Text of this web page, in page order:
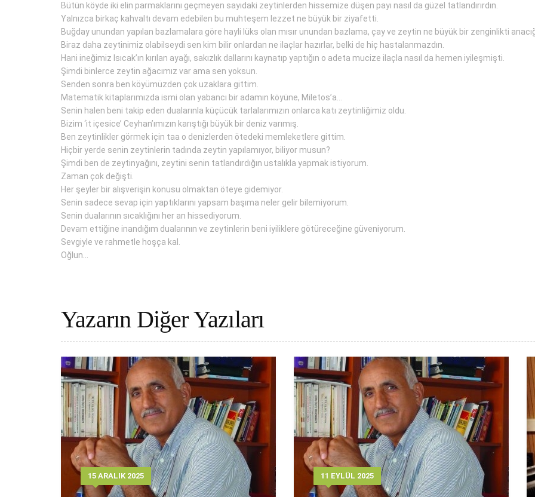
Bütün köyde iki elin parmaklarını geçmeyen sayıdaki zeytinlerden hissemize düşen payı nasıl da güzel tatlandırırdın.
Yalnızca birkaç kahvaltı devam edebilen bu muhteşem lezzet ne büyük bir ziyafetti.
Buğday unundan yapılan bazlamalara göre hayli lüks olan mısır unundan bazlama, çay ve zeytin ne büyük bir zenginlikti
Biraz daha zeytinimiz olabilseydi sen kim bilir onlardan ne ilaçlar hazırlar, belki de hiç hastalanmazdın.
Hani ineğimiz Isıcak’ın kırılan ayağı, sakızlık dallarını kaynatıp yaptığın o adeta mucize ilaçla nasıl da hemen iyileşmişti.
Şimdi binlerce zeytin ağacımız var ama sen yoksun.
Senden sonra ben köyümüzden çok uzaklara gittim.
Matematik kitaplarımızda ismi olan yabancı bir adamın köyüne, Miletos’a…
Senin halen beni takip eden dualarınla küçücük tarlalarımızın onlarca katı zeytinliğimiz oldu.
Bizim ‘it içesice’ Ceyhan’ımızın karıştığı büyük bir deniz varımış.
Ben zeytinlikler görmek için taa o denizlerden ötedeki memleketlere gittim.
Hiçbir yerde senin zeytinlerin tadında zeytin yapılamıyor, biliyor musun?
Şimdi ben de zeytinyağını, zeytini senin tatlandırdığın ustalıkla yapmak istiyorum.
Zaman çok değişti.
Her şeyler bir alışverişin konusu olmaktan öteye gidemiyor.
Senin sadece sevap için yaptıklarını yapsam başıma neler gelir bilemiyorum.
Senin dualarının sıcaklığını her an hissediyorum.
Devam ettiğine inandığım dualarının ve zeytinlerin beni iyiliklere götüreceğine güveniyorum.
Sevgiyle ve rahmetle hoşça kal.
Oğlun…
Yazarın Diğer Yazıları
15 ARALIK 2025 11 EYLÜL 2025